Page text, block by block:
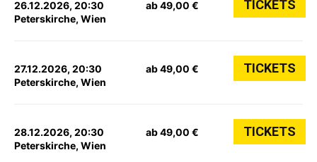
26.12.2026, 20:30
Peterskirche, Wien
ab 49,00 € TICKETS
27.12.2026, 20:30
Peterskirche, Wien
ab 49,00 € TICKETS
28.12.2026, 20:30
Peterskirche, Wien
ab 49,00 € TICKETS